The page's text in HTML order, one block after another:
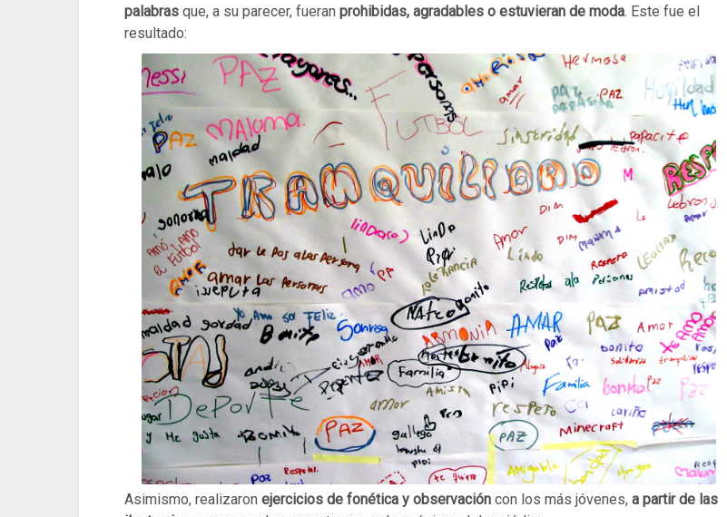
palabras que, a su parecer, fueran prohibidas, agradables o estuvieran de moda. Este fue el
resultado:
Asimismo, realizaron ejercicios de fonética y observación con los más jóvenes, a partir de las